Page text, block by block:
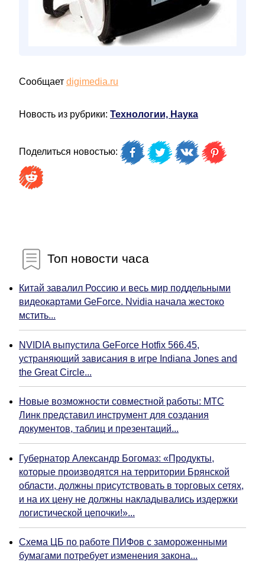
Сообщает digimedia.ru
Новость из рубрики: Технологии, Наука
Поделиться новостью:
Топ новости часа
Китай завалил Россию и весь мир поддельными
видеокартами GeForce. Nvidia начала жестоко
мстить...
NVIDIA выпустила GeForce Hotfix 566.45,
устраняющий зависания в игре Indiana Jones and
the Great Circle...
Новые возможности совместной работы: МТС
Линк представил инструмент для создания
документов, таблиц и презентаций...
Губернатор Александр Богомаз: «Продукты,
которые производятся на территории Брянской
области, должны присутствовать в торговых сетях,
и на их цену не должны накладывались издержки
логистической цепочки!»...
Схема ЦБ по работе ПИФов с замороженными
бумагами потребует изменения закона...